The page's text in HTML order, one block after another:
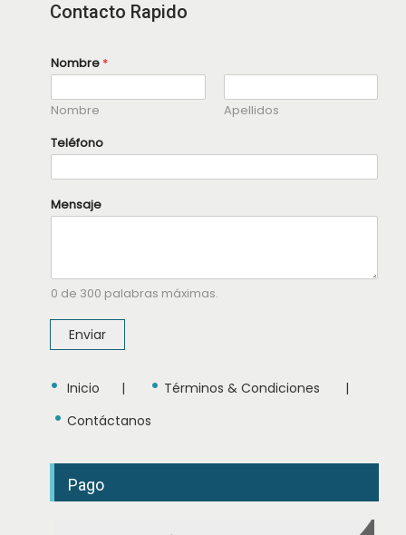
Contacto Rapido
Nombre *
Nombre
Apellidos
N
o
b
e
M
a
j
M
n
a
Teléfono
Mensaje
0 de 300 palabras máximas.
Enviar
• Inicio | • Términos & Condiciones |
• Contáctanos
Pago